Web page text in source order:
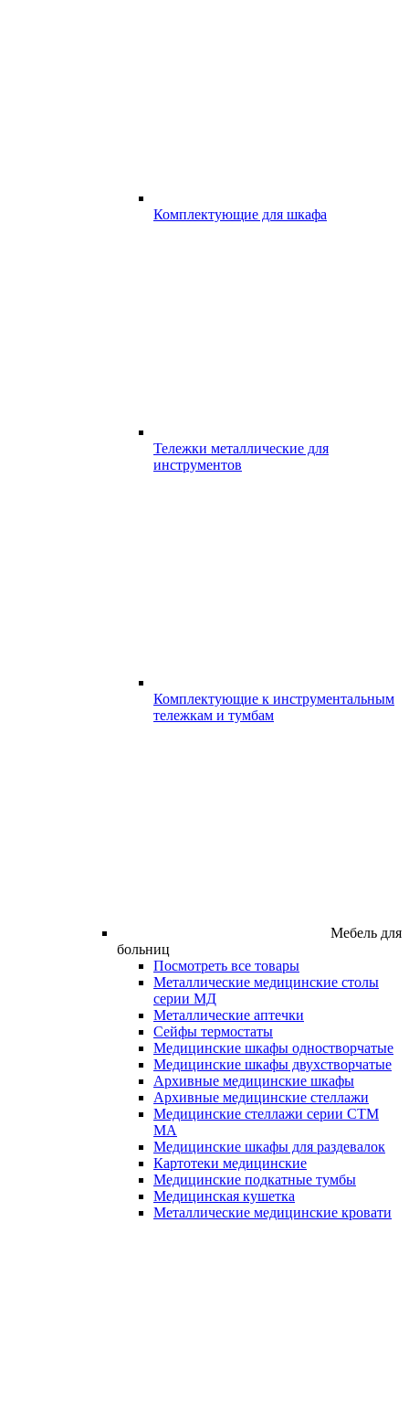
Комплектующие для шкафа
Тележки металлические для
инструментов
Комплектующие к инструментальным
тележкам и тумбам
Мебель для
больниц
Посмотреть все товары
Металлические медицинские столы
серии МД
Металлические аптечки
Сейфы термостаты
Медицинские шкафы одностворчатые
Медицинские шкафы двухстворчатые
Архивные медицинские шкафы
Архивные медицинские стеллажи
Медицинские стеллажи серии СТМ
МА
Медицинские шкафы для раздевалок
Картотеки медицинские
Медицинские подкатные тумбы
Медицинская кушетка
Металлические медицинские кровати